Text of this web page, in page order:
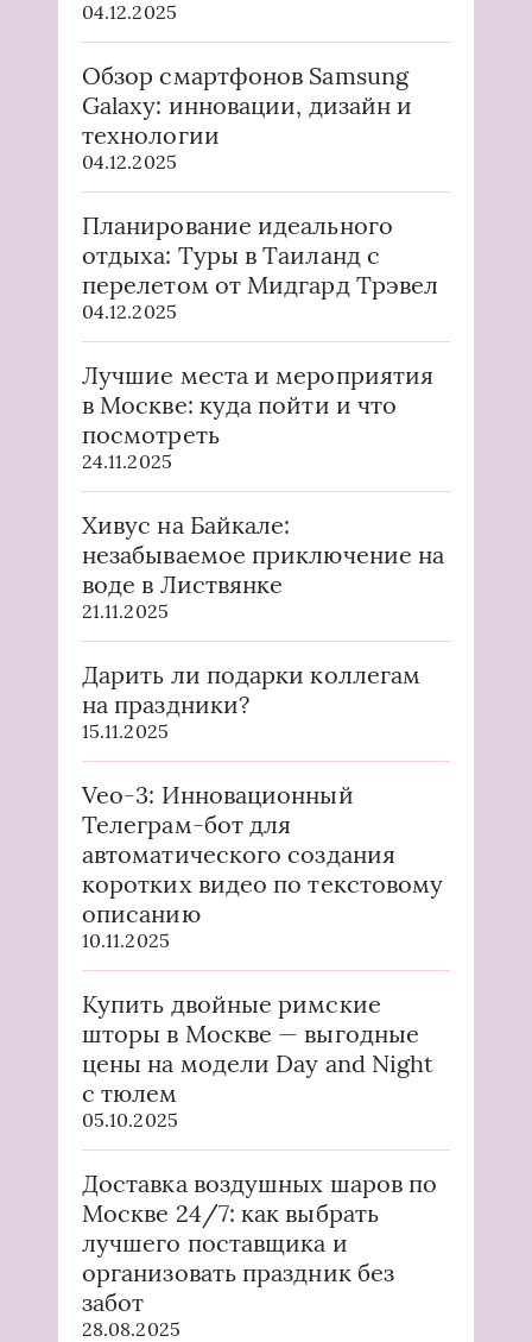
04.12.2025
Обзор смартфонов Samsung
Galaxy: инновации, дизайн и
технологии
04.12.2025
Планирование идеального
отдыха: Туры в Таиланд с
перелетом от Мидгард Трэвел
04.12.2025
Лучшие места и мероприятия
в Москве: куда пойти и что
посмотреть
24.11.2025
Хивус на Байкале:
незабываемое приключение на
воде в Листвянке
21.11.2025
Дарить ли подарки коллегам
на праздники?
15.11.2025
Veo-3: Инновационный
Телеграм-бот для
автоматического создания
коротких видео по текстовому
описанию
10.11.2025
Купить двойные римские
шторы в Москве — выгодные
цены на модели Day and Night
с тюлем
05.10.2025
Доставка воздушных шаров по
Москве 24/7: как выбрать
лучшего поставщика и
организовать праздник без
забот
28.08.2025